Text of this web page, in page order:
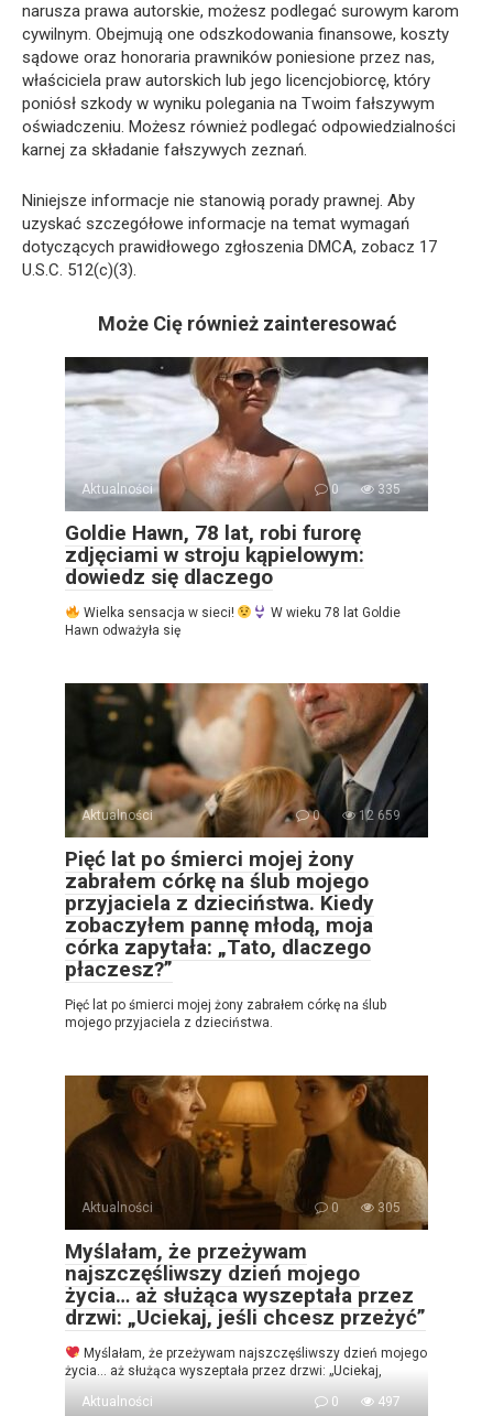
narusza prawa autorskie, możesz podlegać surowym karom
cywilnym. Obejmują one odszkodowania finansowe, koszty
sądowe oraz honoraria prawników poniesione przez nas,
właściciela praw autorskich lub jego licencjobiorcę, który
poniósł szkody w wyniku polegania na Twoim fałszywym
oświadczeniu. Możesz również podlegać odpowiedzialności
karnej za składanie fałszywych zeznań.
Niniejsze informacje nie stanowią porady prawnej. Aby
uzyskać szczegółowe informacje na temat wymagań
dotyczących prawidłowego zgłoszenia DMCA, zobacz 17
U.S.C. 512(c)(3).
Może Cię również zainteresować
Aktualności 0 335
Goldie Hawn, 78 lat, robi furorę
zdjęciami w stroju kąpielowym:
dowiedz się dlaczego
Wielka sensacja w sieci!
W wieku 78 lat Goldie
Hawn odważyła się
Aktualności 0 12 659
Pięć lat po śmierci mojej żony
zabrałem córkę na ślub mojego
przyjaciela z dzieciństwa. Kiedy
zobaczyłem pannę młodą, moja
córka zapytała: „Tato, dlaczego
płaczesz?”
Pięć lat po śmierci mojej żony zabrałem córkę na ślub
mojego przyjaciela z dzieciństwa.
Aktualności 0 305
Myślałam, że przeżywam
najszczęśliwszy dzień mojego
życia… aż służąca wyszeptała przez
drzwi: „Uciekaj, jeśli chcesz przeżyć”
Myślałam, że przeżywam najszczęśliwszy dzień mojego
życia… aż służąca wyszeptała przez drzwi: „Uciekaj,
Aktualności
0 497